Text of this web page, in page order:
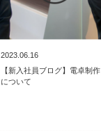
2023.06.16
【新入社員ブログ】電卓制作
について